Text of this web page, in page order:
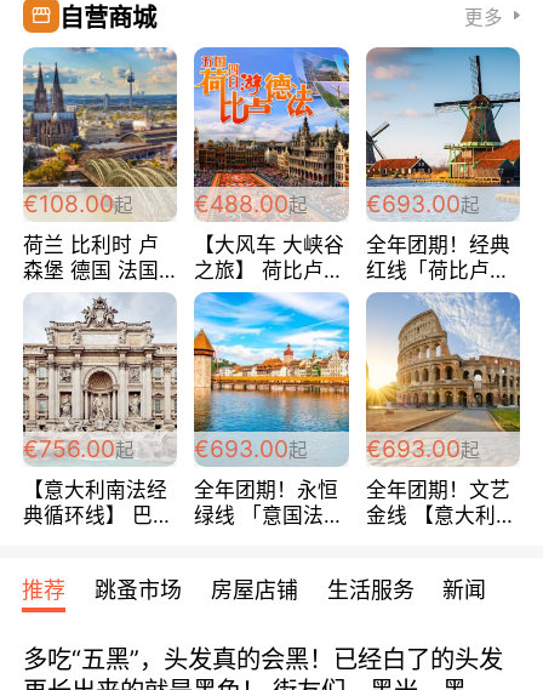
自营商城 更多
€108.00起
荷兰 比利时 卢
森堡 德国 法国
超爽玩遍西欧 循
环线 全程四星宾
馆 108欧/人/天
€488.00起
【大风车 大峡谷
之旅】 荷比卢德
法 巴黎上下 经
典五国四日游
488欧/人
€693.00起
全年团期！经典
红线「荷比卢德
法」七天循环 五
国 仅售99欧/人/
天！巴黎上下！
包拼房~
€756.00起
【意大利南法经
典循环线】 巴黎
宾馆 108欧/天起
全程756欧/位
€693.00起
全年团期！永恒
绿线 「意国法
欧/天起 ~包拼房
€693.00起
全年团期！文艺
金线 【意大利一
每周铁发！
推荐 跳蚤市场 房屋店铺 生活服务 新闻
多吃“五黑”，头发真的会黑！已经白了的头发